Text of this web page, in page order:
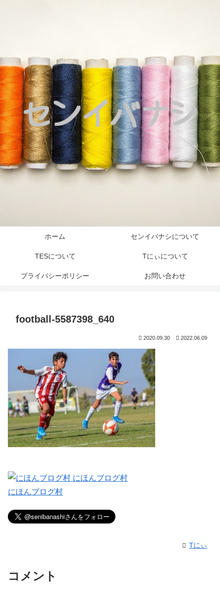
ホーム センイバナシについて
TESについて Tにぃについて
プライバシーポリシー お問い合わせ
football-5587398_640
2020.09.30 2022.06.09
にほんブログ村
Tにぃ
コメント